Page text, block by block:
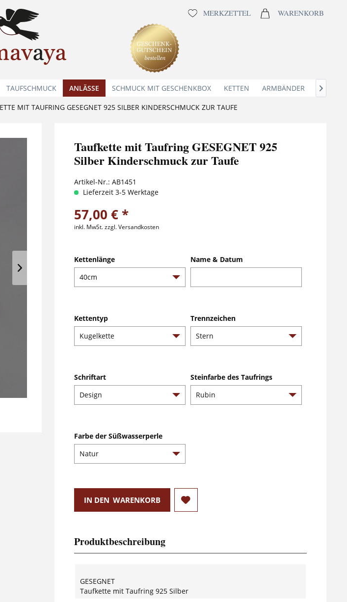
MERKZETTEL WARENKORB
TAUFSCHMUCK ANLÄSSE SCHMUCK MIT GESCHENKBOX KETTEN ARMBÄNDER 
MIT TAUFRING GESEGNET 925 SILBER KINDERSCHMUCK ZUR TAUFE
Taufkette mit Taufring GESEGNET 925
Silber Kinderschmuck zur Taufe
Artikel-Nr.: AB1451
Lieferzeit 3-5 Werktage
57,00 € *
inkl. MwSt.zzgl. Versandkosten
Kettenlänge
Kettentyp
Name & Datum
Trennzeichen
Schriftart Steinfarbe des Taufrings
Farbe der Süßwasserperle
IN DEN WARENKORB
Produktbeschreibung
GESEGNET
Taufkette mit Taufring 925 Silber